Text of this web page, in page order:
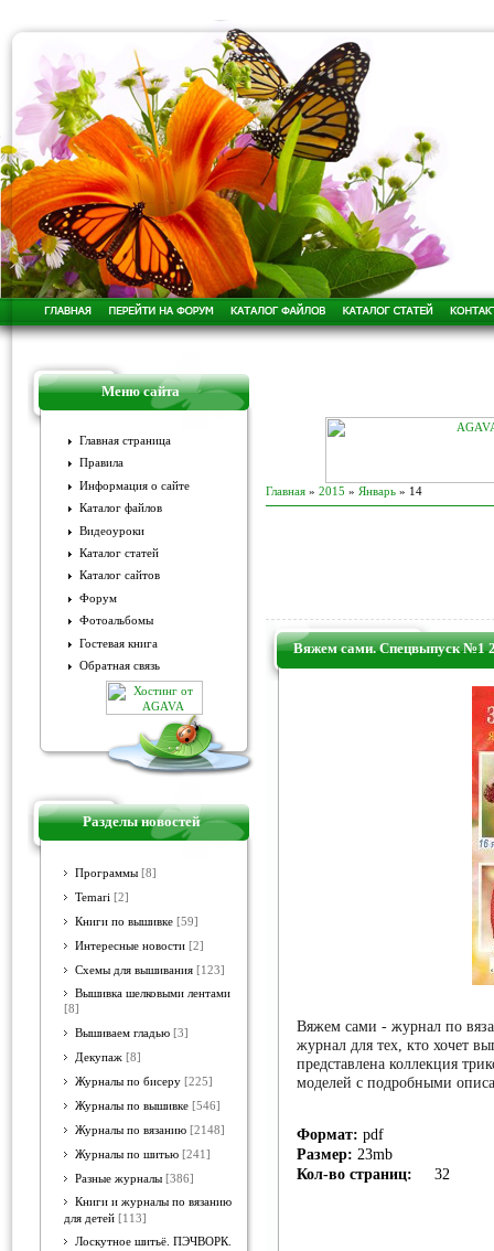
Меню сайта
Главная страница
Правила
Информация о сайте
Каталог файлов
Видеоуроки
Каталог статей
Каталог сайтов
Форум
Фотоальбомы
Гостевая книга
Обратная связь
Разделы новостей
Программы [8]
Temari [2]
Книги по вышивке [59]
Интересные новости [2]
Схемы для вышивания [123]
Вышивка шелковыми лентами
[8]
Вышиваем гладью [3]
Декупаж [8]
Журналы по бисеру [225]
Журналы по вышивке [546]
Журналы по вязанию [2148]
Журналы по шитью [241]
Разные журналы [386]
Книги и журналы по вязанию
для детей [113]
Лоскутное шитьё. ПЭЧВОРК.
Главная » 2015 » Январь » 14
Вяжем сами. Спецвыпуск №1
Вяжем сами - журнал по
журнал для тех, кто хочет
представлена коллекция
моделей с подробными
Формат: pdf
Размер: 23mb
Кол-во страниц: